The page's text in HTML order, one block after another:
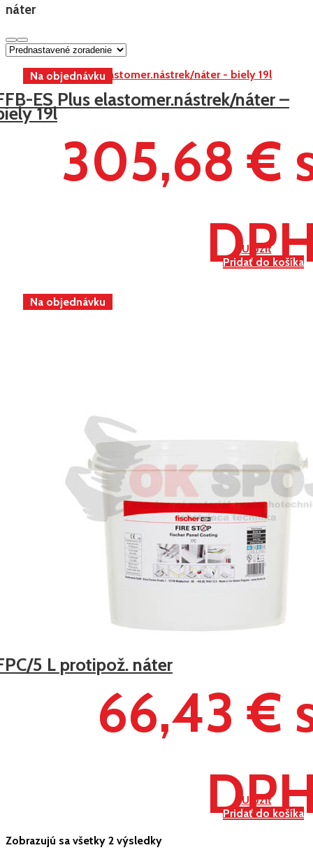
náter
Uložiť
Pridať do košíka
ES Plus elastomer.nástrek/náter –
19l
305,68 €
Uložiť
Pridať do košíka
5 L protipož. náter
66,43 €
Zobrazujú sa všetky 2 výsledky